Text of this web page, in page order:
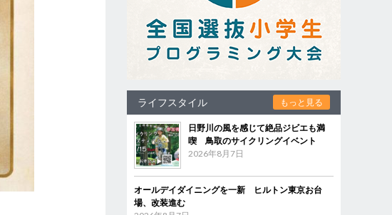
ライフスタイル もっと見る
日野川の風を感じて絶品ジビエも満
喫 鳥取のサイクリングイベント
2026年8月7日
オールデイダイニングを一新 ヒルトン東京お台
場、改装進む